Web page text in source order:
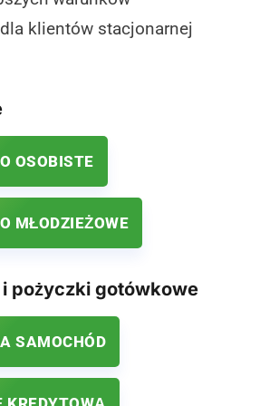
klientów stacjonarnej
OSOBISTE
MŁODZIEŻOWE
pożyczki gotówkowe
SAMOCHÓD